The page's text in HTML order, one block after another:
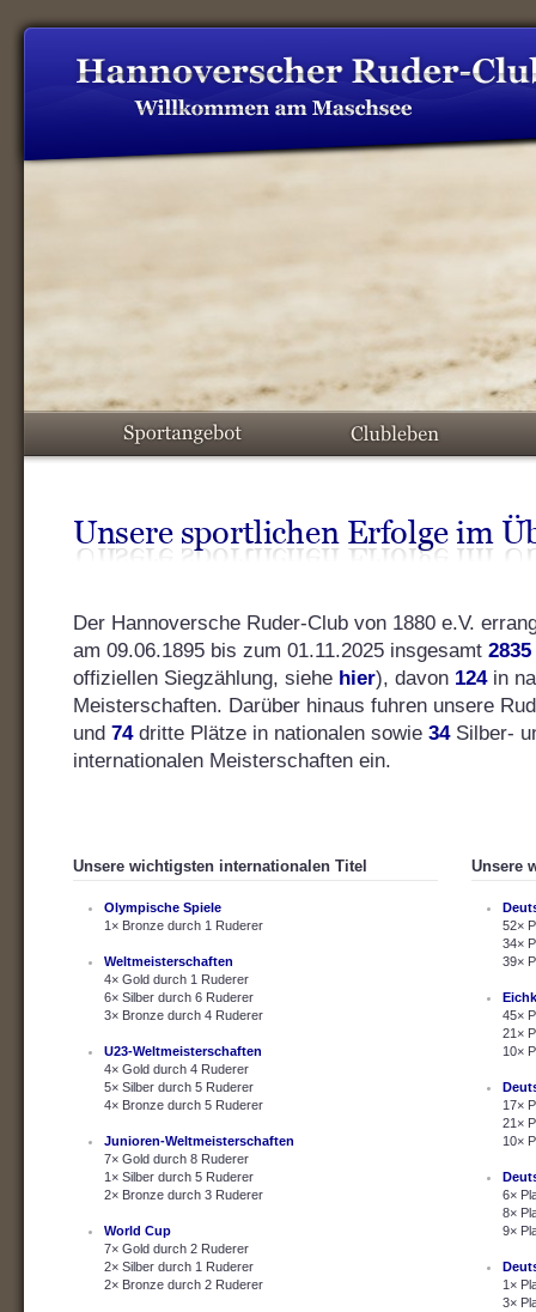
Der Hannoversche Ruder-Club von 1880 e.V.
am 09.06.1895 bis zum 01.11.2025 insgesamt 2835
offiziellen Siegzählung, siehe hier), davon 124in
Meisterschaften. Darüber hinaus fuhren unsere
und 74dritte Plätze in nationalen sowie 34Silber-
internationalen Meisterschaften ein.
Unsere wichtigsten internationalen Titel
Olympische Spiele
1× Bronze durch 1 Ruderer
Weltmeisterschaften
4× Gold durch 1 Ruderer
6× Silber durch 6 Ruderer
3× Bronze durch 4 Ruderer
U23-Weltmeisterschaften
4× Gold durch 4 Ruderer
5× Silber durch 5 Ruderer
4× Bronze durch 5 Ruderer
Junioren-Weltmeisterschaften
7× Gold durch 8 Ruderer
1× Silber durch 5 Ruderer
2× Bronze durch 3 Ruderer
World Cup
7× Gold durch 2 Ruderer
2× Silber durch 1 Ruderer
2× Bronze durch 2 Ruderer
Unsere
52×
34×
39×
45×
21×
10×
17×
21×
10×
6×
8×
9×
1×
3×